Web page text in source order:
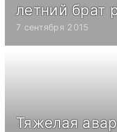
летний брат
7 сентября 2015
Тяжелая